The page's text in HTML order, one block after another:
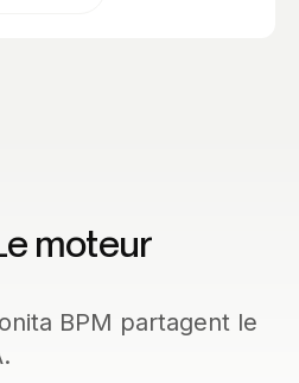
moteur
BPM partagent le